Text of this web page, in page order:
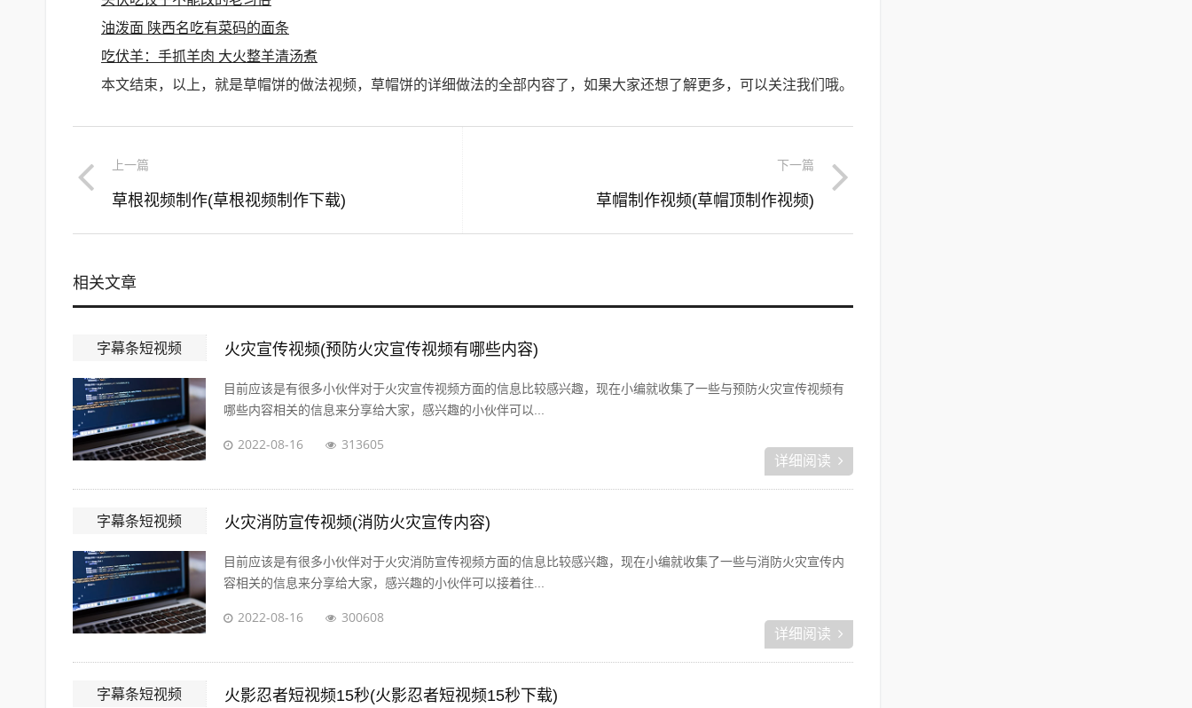
油泼面 陕西名吃有菜码的面条
吃伏羊：手抓羊肉 大火整羊清汤煮
本文结束，以上，就是草帽饼的做法视频，草帽饼的详细做法的全部内容了，如果大家还想了解更多，可以关注我们哦。
上一篇
草根视频制作(草根视频制作下载)
下一篇
草帽制作视频(草帽顶制作视频)
相关文章
字幕条短视频 火灾宣传视频(预防火灾宣传视频有哪些内容)
目前应该是有很多小伙伴对于火灾宣传视频方面的信息比较感兴趣，现在小编就收集了一些与预防火灾宣传视频有
哪些内容相关的信息来分享给大家，感兴趣的小伙伴可以...
2022-08-16 313605
详细阅读
字幕条短视频 火灾消防宣传视频(消防火灾宣传内容)
目前应该是有很多小伙伴对于火灾消防宣传视频方面的信息比较感兴趣，现在小编就收集了一些与消防火灾宣传内
容相关的信息来分享给大家，感兴趣的小伙伴可以接着往...
2022-08-16 300608
详细阅读
字幕条短视频 火影忍者短视频15秒(火影忍者短视频15秒下载)